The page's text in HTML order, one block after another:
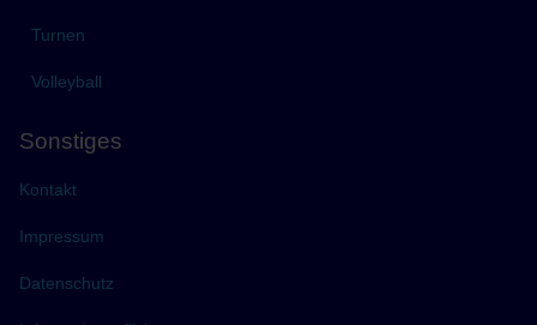
Turnen
Volleyball
Sonstiges
Kontakt
Impressum
Datenschutz